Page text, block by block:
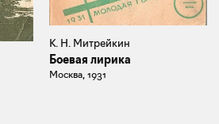
К. Н. Митрейкин
Боевая лирика
Москва, 1931